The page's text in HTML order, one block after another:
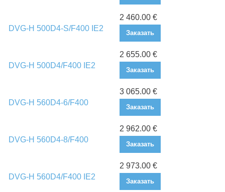
DVG-H 500D4-S/F400 IE2
2 460.00 €
Заказать
DVG-H 500D4/F400 IE2
2 655.00 €
Заказать
DVG-H 560D4-6/F400
3 065.00 €
Заказать
DVG-H 560D4-8/F400
2 962.00 €
Заказать
DVG-H 560D4/F400 IE2
2 973.00 €
Заказать